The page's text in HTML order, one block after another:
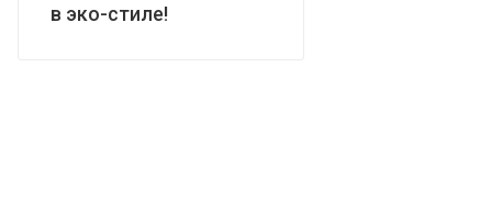
в эко-стиле!